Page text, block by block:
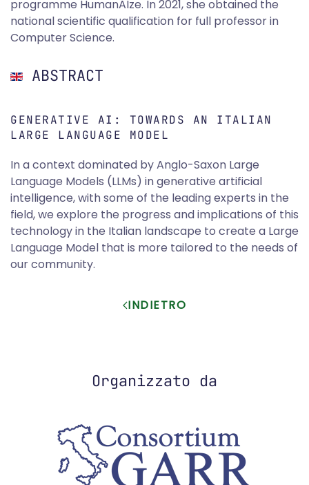
programme HumanAIze. In 2021, she obtained the
national scientific qualification for full professor in
Computer Science.
ABSTRACT
GENERATIVE AI: TOWARDS AN ITALIAN
LARGE LANGUAGE MODEL
In a context dominated by Anglo-Saxon Large
Language Models (LLMs) in generative artificial
intelligence, with some of the leading experts in the
field, we explore the progress and implications of this
technology in the Italian landscape to create a Large
Language Model that is more tailored to the needs of
our community.
INDIETRO
Organizzato da